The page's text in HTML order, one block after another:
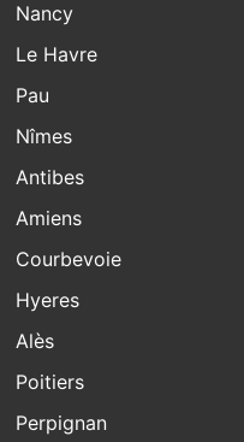
Nancy
Le Havre
Pau
Nîmes
Antibes
Amiens
Courbevoie
Hyeres
Alès
Poitiers
Perpignan